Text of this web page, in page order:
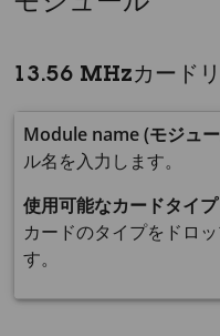
13.56 MHzカード
Module name (モジュ
ル名を入力します。
使用可能なカードタイプ
カードのタイプをドロ
す。